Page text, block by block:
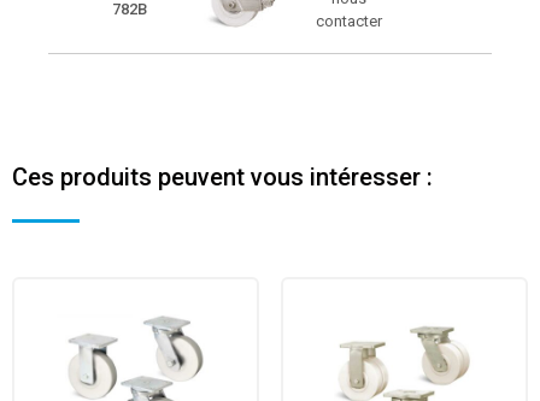
782B
contacter
Ces produits peuvent vous intéresser :